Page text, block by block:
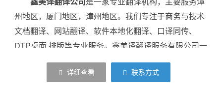
州地区，厦门地区，漳州地区。我们专注于商务与技术
文档翻译、网站翻译、软件本地化翻译、口译同传、
DTP桌面 排版等专业服务。鑫美译翻译服务有限公司一
直秉持“缔造一流品质，超越客户期望”的服务理念，致
力于为全球客户提供专业的语言解决方案，与众多客户
详细查看 联系方式